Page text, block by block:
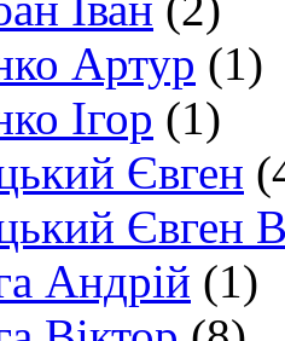
Артур (1)
Ігор (1)
Євген
Євген
Андрій (1)